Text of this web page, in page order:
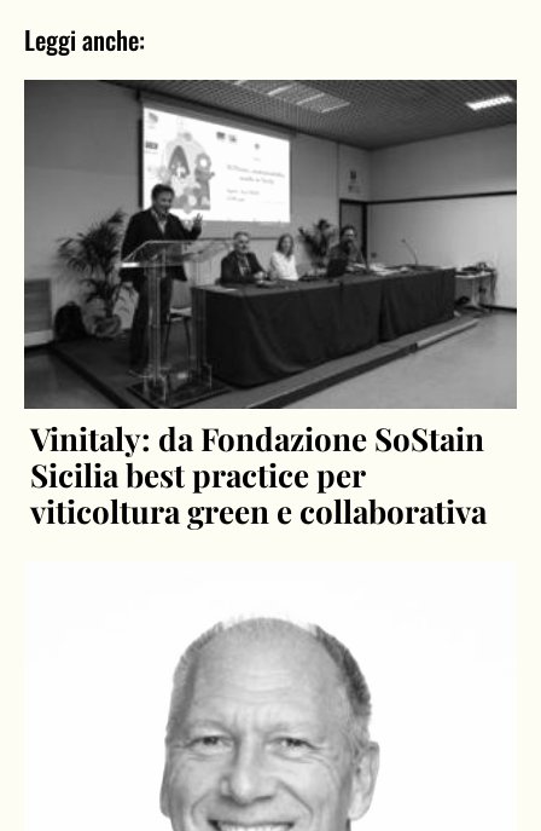
Leggi anche:
Vinitaly: da Fondazione SoStain
Sicilia best practice per
viticoltura green e collaborativa